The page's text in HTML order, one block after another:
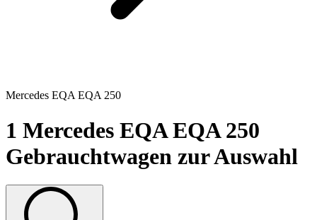
Mercedes EQA EQA 250
1 Mercedes EQA EQA 250
Gebrauchtwagen zur Auswahl